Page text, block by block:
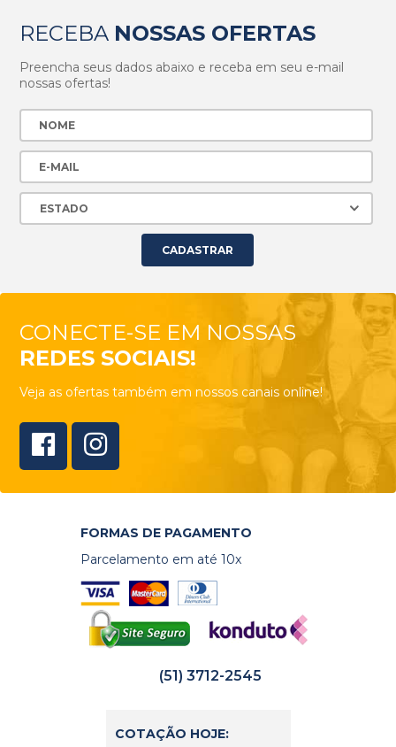
RECEBA NOSSAS OFERTAS
Preencha seus dados abaixo e receba em seu e-mail
nossas ofertas!
CONECTE-SE EM NOSSAS
REDES SOCIAIS!
Veja as ofertas também em nossos canais online!
FORMAS DE PAGAMENTO
Parcelamento em até 10x
(51) 3712-2545
COTAÇÃO HOJE: